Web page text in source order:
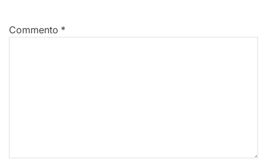
Commento *